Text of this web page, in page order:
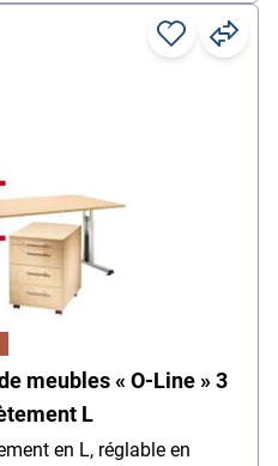
meubles « O-Line » 3
L
en L, réglable en